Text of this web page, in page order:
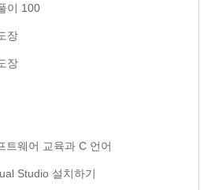
이 100
장
장
트웨어 교육과 C 언어
Studio 설치하기